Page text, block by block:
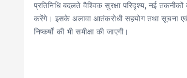
प्रतिनिधि बदलते वैश्विक सुरक्षा परिदृश्य, नई
करेंगे। इसके अलावा आतंकरोधी सहयोग तथा सूचना एवं
निष्कर्षों की भी समीक्षा की जाएगी।